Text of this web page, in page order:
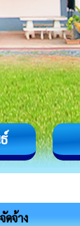
ดจ้าง